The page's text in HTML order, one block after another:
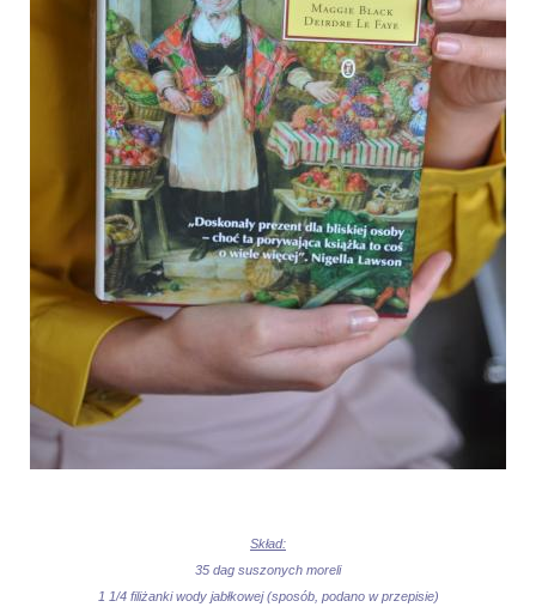
Skład:
35 dag suszonych moreli
1 1/4 filiżanki wody jabłkowej (sposób, podano w przepisie)